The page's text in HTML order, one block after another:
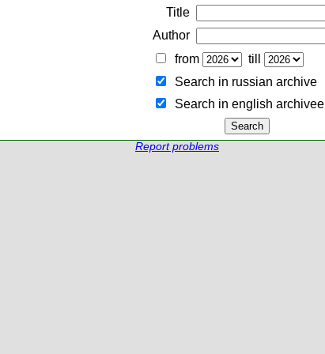
Title
Author
from
till
Search in russian archive
Search in english archiveе
Report problems